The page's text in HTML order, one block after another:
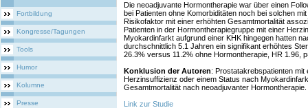
Fortbildung
Kongresse/Tagungen
Tools
Humor
Kolumne
Presse
Die neoadjuvante Hormontherapie war über einen
bei Patienten ohne Komorbiditäten noch bei solchen
Risikofaktor mit einer erhöhten Gesamtmortalität
Patienten in der Hormontherapiegruppe mit einer
Myokardinfarkt aufgrund einer KHK hingegen hatten
durchschnittlich 5.1 Jahren ein signifikant erhöhtes
26.3% versus 11.2% ohne Hormontherapie, HR 1.96,
Konklusion der Autoren: Prostatakrebspatienten mit
Herzinsuffizienz oder einem Status nach
Gesamtmortalität nach neoadjuvanter Hormontherapie.
Link zur Studie